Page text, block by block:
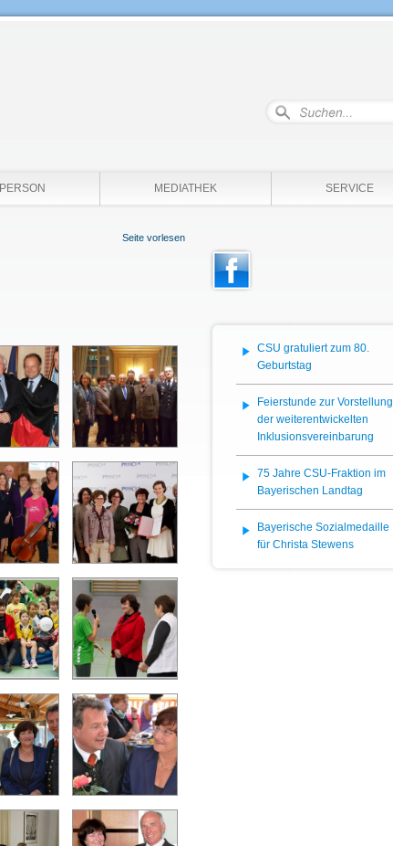
PERSON MEDIATHEK SERVICE
Seite vorlesen
CSU gratuliert zum 80.
Geburtstag
Feierstunde zur Vorstellung
der weiterentwickelten
Inklusionsvereinbarung
75 Jahre CSU-Fraktion im
Bayerischen Landtag
Bayerische Sozialmedaille
für Christa Stewens